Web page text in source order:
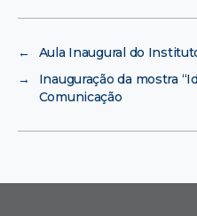
←
Aula Inaugural do
→
Inauguração da mostra
Comunicação